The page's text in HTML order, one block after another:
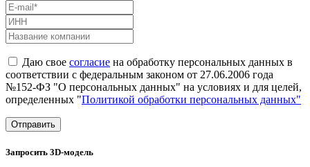
Даю свое согласие на обработку персональных данных в
соответствии с федеральным законом от 27.06.2006 года
№152-ФЗ "О персональных данных" на условиях и для целей,
определенных "Политикой обработки персональных данных"
Отправить
Запросить 3D-модель